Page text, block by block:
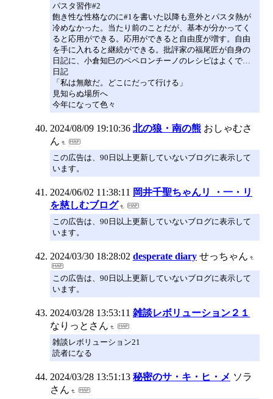
パスタ習作#2
飽き性な性格なのに#1を書いた以降も意外とパスタ熱が
冷めなかった。当たり前のことだが、基本が分かってく
ると応用ができる。応用ができると自由度が増す。自由
を手に入れると継続ができる。批評家の福尾匠が自身の
日記に、小倉知巳のペペロンチーノのレシピはよくで…
日記
「私は無敵だ。どこにだって行ける」
見知らぬ場所へ
今年になって色々
2024/08/09 19:10:36 北の狼・南の熊 おしゃむさ
ん
この広告は、90日以上更新していないブログに表示して
います。
2024/06/02 11:38:11 岡井千聖ちゃんリ ・一・リ
を慈しむブログ
この広告は、90日以上更新していないブログに表示して
います。
2024/03/30 18:28:02 desperate diary せっちゃん
この広告は、90日以上更新していないブログに表示して
います。
2024/03/28 13:53:11 雑談レボリューション２１
なりっとさん
雑談レボリューション21
読者になる
2024/03/28 13:51:13 秘密のサ・キ・ヒ・メ ソラ
さん